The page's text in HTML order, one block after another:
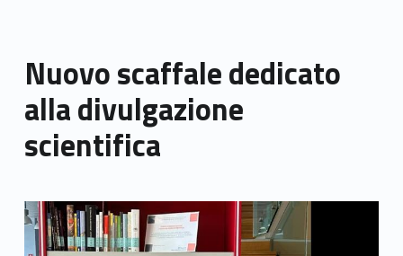
Nuovo scaffale dedicato
alla divulgazione
scientifica
Link identifier archive #link-archive-thumb-soap-16757